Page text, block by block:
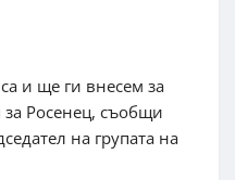
и ще ги внесем за
Росенец, съобщи
на групата на